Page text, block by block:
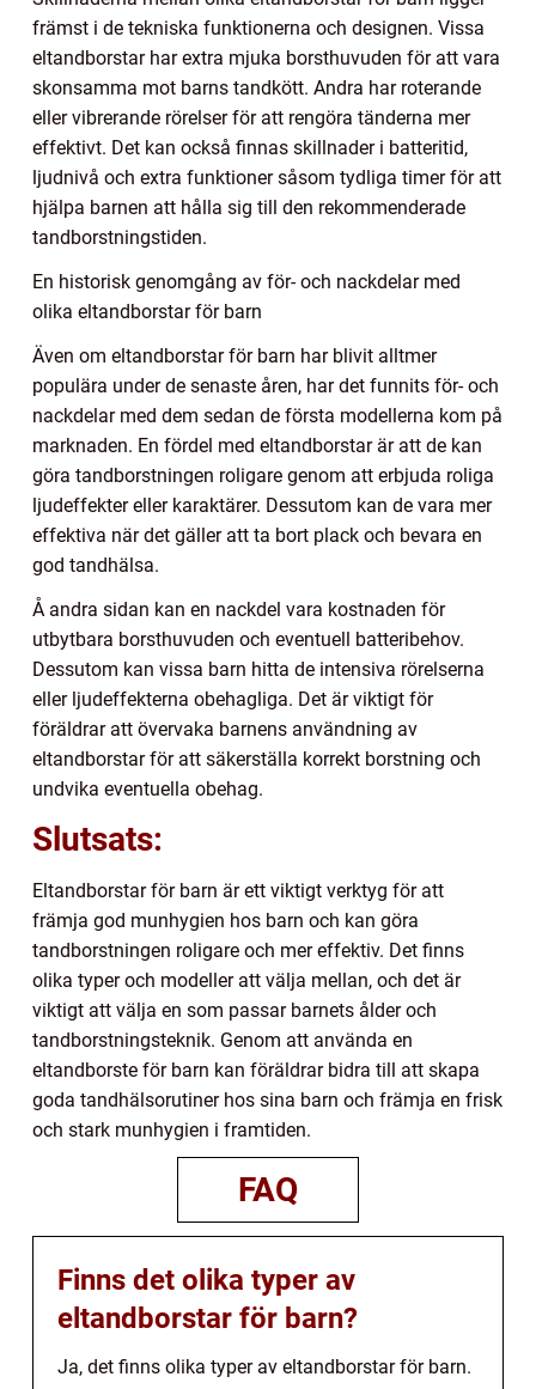
främst i de tekniska funktionerna och designen. Vissa
eltandborstar har extra mjuka borsthuvuden för att vara
skonsamma mot barns tandkött. Andra har roterande
eller vibrerande rörelser för att rengöra tänderna mer
effektivt. Det kan också finnas skillnader i batteritid,
ljudnivå och extra funktioner såsom tydliga timer för att
hjälpa barnen att hålla sig till den rekommenderade
tandborstningstiden.
En historisk genomgång av för- och nackdelar med
olika eltandborstar för barn
Även om eltandborstar för barn har blivit alltmer
populära under de senaste åren, har det funnits för- och
nackdelar med dem sedan de första modellerna kom på
marknaden. En fördel med eltandborstar är att de kan
göra tandborstningen roligare genom att erbjuda roliga
ljudeffekter eller karaktärer. Dessutom kan de vara mer
effektiva när det gäller att ta bort plack och bevara en
god tandhälsa.
Å andra sidan kan en nackdel vara kostnaden för
utbytbara borsthuvuden och eventuell batteribehov.
Dessutom kan vissa barn hitta de intensiva rörelserna
eller ljudeffekterna obehagliga. Det är viktigt för
föräldrar att övervaka barnens användning av
eltandborstar för att säkerställa korrekt borstning och
undvika eventuella obehag.
Slutsats:
Eltandborstar för barn är ett viktigt verktyg för att
främja god munhygien hos barn och kan göra
tandborstningen roligare och mer effektiv. Det finns
olika typer och modeller att välja mellan, och det är
viktigt att välja en som passar barnets ålder och
tandborstningsteknik. Genom att använda en
eltandborste för barn kan föräldrar bidra till att skapa
goda tandhälsorutiner hos sina barn och främja en frisk
och stark munhygien i framtiden.
FAQ
Finns det olika typer av
eltandborstar för barn?
Ja, det finns olika typer av eltandborstar för barn.